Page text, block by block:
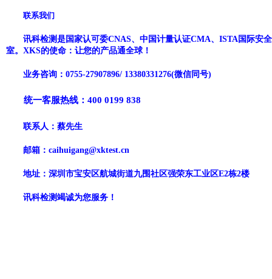
联系我们
讯科检测是国家认可委CNAS、中国计量认证CMA、 ISTA国际安
室。 XKS的使命：让您的产品通全球！
业务咨询： 0755-27907896/ 13380331276(微信同号)
统一客服热线： 400 0199 838
联系人： 蔡先生
邮箱： caihuigang@xktest.cn
地址：深圳市宝安区航城街道九围社区强荣东工业区E2栋2楼
讯科检测竭诚为您服务！